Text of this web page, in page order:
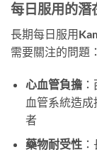
每日服用的潛
長期每日服用
需要關注的問題：
心血管負擔：
血管系統造
者
藥物耐受性：